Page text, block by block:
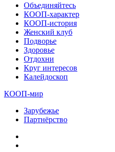
Объединяйтесь
КООП-характер
КООП-история
Женский клуб
Подворье
Здоровье
Отдохни
Круг интересов
Калейдоскоп
КООП-мир
Зарубежье
Партнёрство